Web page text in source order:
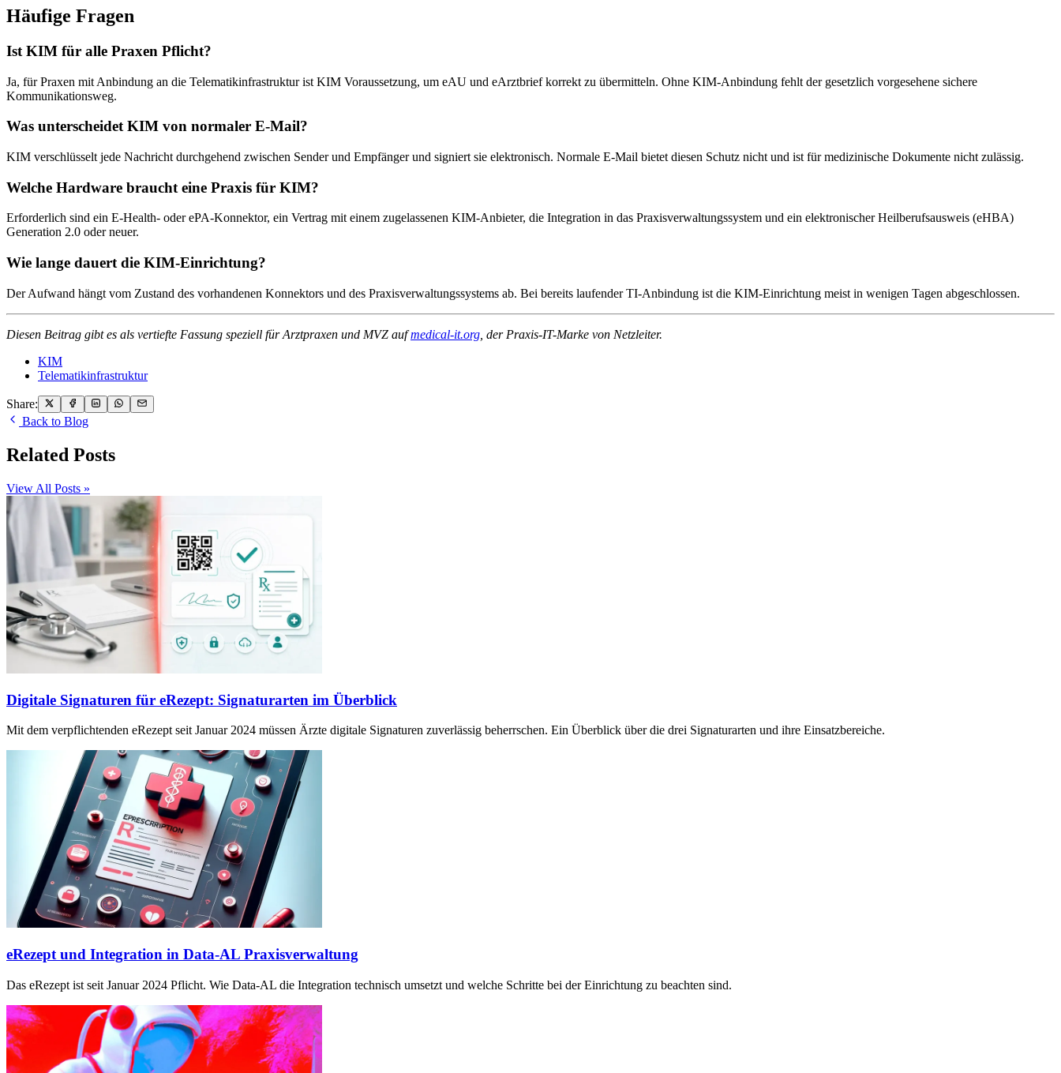
Häufige Fragen
Ist KIM für alle Praxen Pflicht?
Ja, für Praxen mit Anbindung an die Telematikinfrastruktur ist KIM Voraussetzung, um eAU und eArztbrief korrekt zu übermitteln. Ohne KIM-Anbindung fehlt der gesetzlich vorgesehene sichere
Kommunikationsweg.
Was unterscheidet KIM von normaler E-Mail?
KIM verschlüsselt jede Nachricht durchgehend zwischen Sender und Empfänger und signiert sie elektronisch. Normale E-Mail bietet diesen Schutz nicht und ist für medizinische Dokumente nicht zulässig.
Welche Hardware braucht eine Praxis für KIM?
Erforderlich sind ein E-Health- oder ePA-Konnektor, ein Vertrag mit einem zugelassenen KIM-Anbieter, die Integration in das Praxisverwaltungssystem und ein elektronischer Heilberufsausweis (eHBA)
Generation 2.0 oder neuer.
Wie lange dauert die KIM-Einrichtung?
Der Aufwand hängt vom Zustand des vorhandenen Konnektors und des Praxisverwaltungssystems ab. Bei bereits laufender TI-Anbindung ist die KIM-Einrichtung meist in wenigen Tagen abgeschlossen.
Diesen Beitrag gibt es als vertiefte Fassung speziell für Arztpraxen und MVZ aufmedical-it.org , der Praxis-IT-Marke von Netzleiter.
KIM
Telematikinfrastruktur
Share:
Back to Blog
Related Posts
View All Posts »
Digitale Signaturen für eRezept: Signaturarten im Überblick
Mit dem verpflichtenden eRezept seit Januar 2024 müssen Ärzte digitale Signaturen zuverlässig beherrschen. Ein Überblick über die drei Signaturarten und ihre Einsatzbereiche.
eRezept und Integration in Data-AL Praxisverwaltung
Das eRezept ist seit Januar 2024 Pflicht. Wie Data-AL die Integration technisch umsetzt und welche Schritte bei der Einrichtung zu beachten sind.